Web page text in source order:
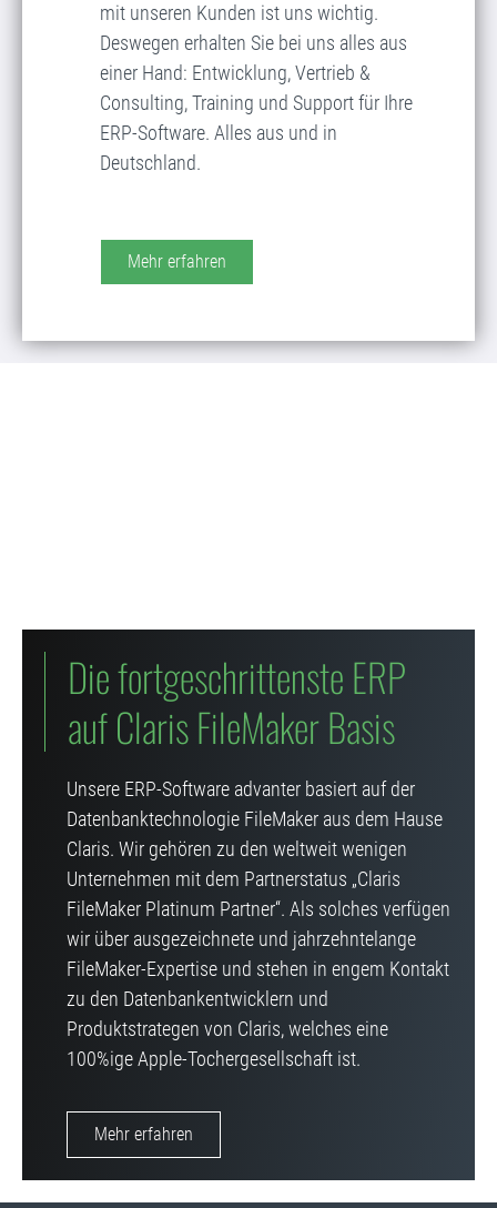
mit unseren Kunden ist uns wichtig.
Deswegen erhalten Sie bei uns alles aus
einer Hand: Entwicklung, Vertrieb &
Consulting, Training und Support für Ihre
ERP-Software. Alles aus und in
Deutschland.
Mehr erfahren
Die fortgeschrittenste ERP
auf Claris FileMaker Basis
Unsere ERP-Software advanter basiert auf der
Datenbanktechnologie FileMaker aus dem Hause
Claris. Wir gehören zu den weltweit wenigen
Unternehmen mit dem Partnerstatus „Claris
FileMaker Platinum Partner“. Als solches verfügen
wir über ausgezeichnete und jahrzehntelange
FileMaker-Expertise und stehen in engem Kontakt
zu den Datenbankentwicklern und
Produktstrategen von Claris, welches eine
100%ige Apple-Tochergesellschaft ist.
Mehr erfahren